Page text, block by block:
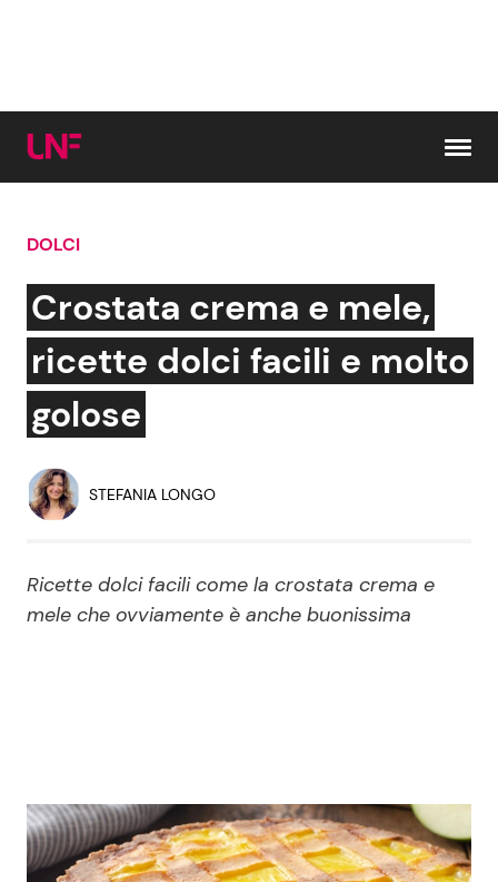
Cerca:
News e Cronaca
Attualità Italiana
Economia
Persone Scomparse
Gossip e TV
Bellezze VIP
Programmi TV
News Cinema News dal mondo
DOLCI
Crostata crema e mele,
ricette dolci facili e molto
golose
STEFANIA LONGO
Ricette dolci facili come la crostata crema e
mele che ovviamente è anche buonissima